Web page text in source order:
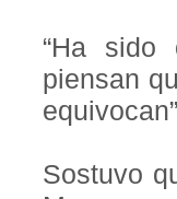
“Ha
piensan
Sostuvo